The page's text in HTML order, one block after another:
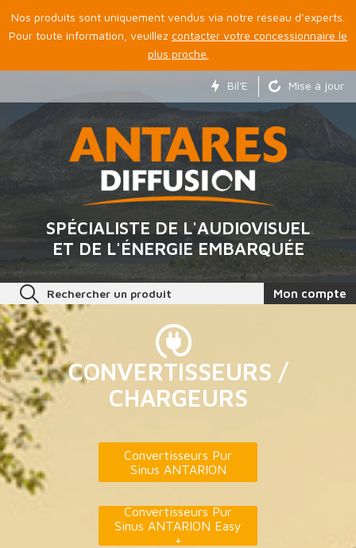
Nos produits sont uniquement vendus via notre réseau d’experts.
Pour toute information, veuillez contacter votre concessionnaire le
plus proche.
Bil'E Mise à jour
SPÉCIALISTE DE L'AUDIOVISUEL
ET DE L'ÉNERGIE EMBARQUÉE
Rechercher un produit Mon compte
CONVERTISSEURS /
CHARGEURS
Convertisseurs Pur
Sinus ANTARION
Convertisseurs Pur
Sinus ANTARION Easy
+